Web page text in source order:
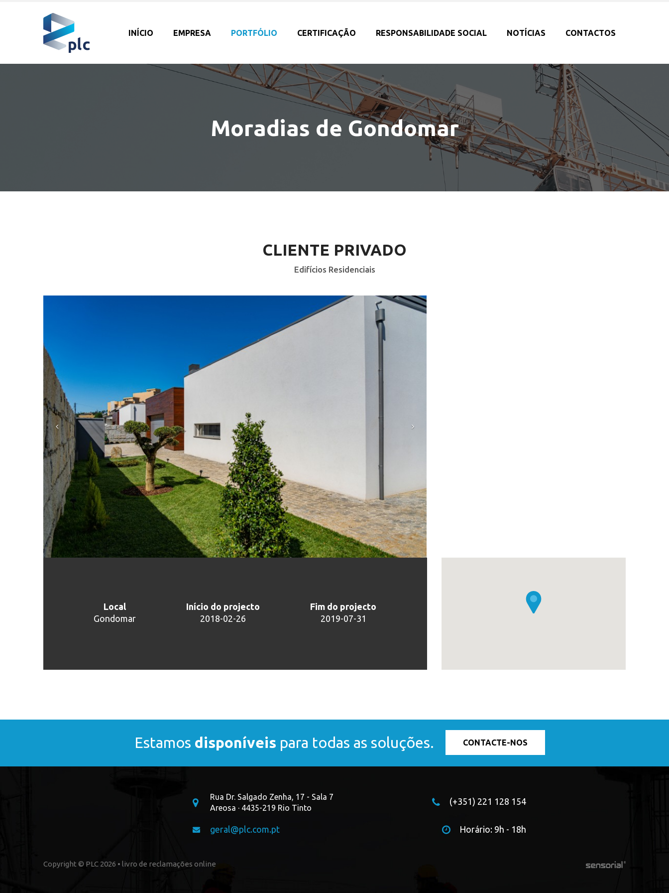
INÍCIO EMPRESA PORTFÓLIO CERTIFICAÇÃO RESPONSABILIDADE SOCIAL NOTÍCIAS CONTACTOS
Moradias de Gondomar
CLIENTE PRIVADO
Edifícios Residenciais
Anterior Seguinte
Local
Gondomar
Início do projecto
2018-02-26
Fim do projecto
2019-07-31
Estamos disponíveis para todas as soluções. CONTACTE-NOS
Rua Dr. Salgado Zenha, 17 - Sala 7
Areosa · 4435-219 Rio Tinto
(+351) 221 128 154
geral@plc.com.pt Horário: 9h - 18h
Copyright © PLC 2026 • livro de reclamações online